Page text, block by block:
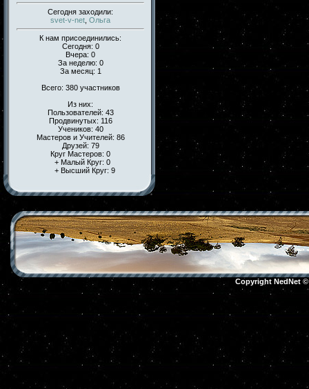
Сегодня заходили:
svet-v-net Ольга
К нам присоединились:
Сегодня: 0
Вчера: 0
За неделю: 0
За месяц: 1
Всего: 380 участников
Из них:
Пользователей: 43
Продвинутых: 116
Учеников: 40
Мастеров и Учителей: 86
Друзей: 79
Круг Мастеров: 0
+ Малый Круг: 0
+ Высший Круг: 9
Copyright NedNet